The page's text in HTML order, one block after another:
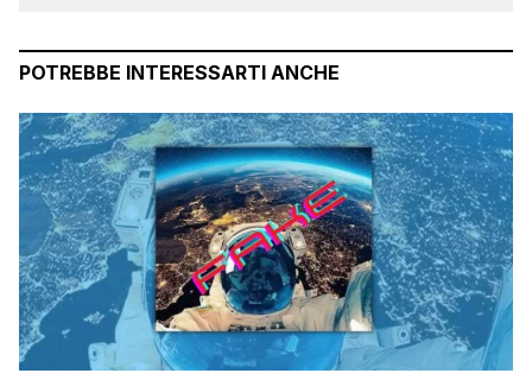
POTREBBE INTERESSARTI ANCHE